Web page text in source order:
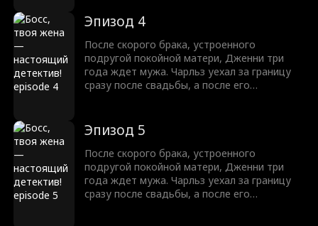
подставляют, Чарльз встает на ее защиту,
но новые козни и тайны мешают им быть
вместе.
Эпизод 4
После скорого брака, устроенного
подругой покойной матери, Дженни три
года ждет мужа. Чарльз уехал за границу
сразу после свадьбы, а после его
подставляют, Чарльз встает на ее защиту,
но новые козни и тайны мешают им быть
вместе.
Эпизод 5
После скорого брака, устроенного
подругой покойной матери, Дженни три
года ждет мужа. Чарльз уехал за границу
сразу после свадьбы, а после его